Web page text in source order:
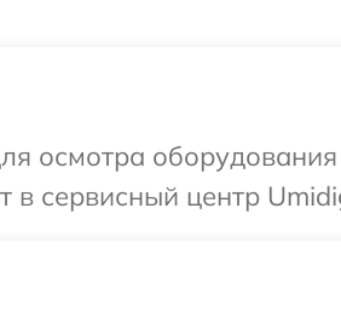
осмотра
в сервисный центр